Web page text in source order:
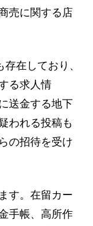
売に関する店
在しており、
る求人情
送金する地下
われる投稿も
の招待を受け
す。在留カー
手帳、高所作